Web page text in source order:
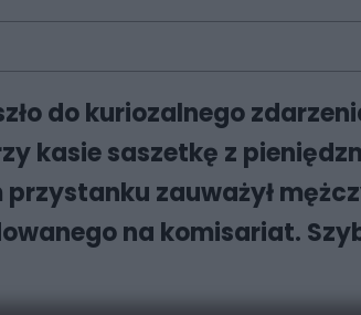
do kuriozalnego
kasie saszetkę z
zauważył
na komisariat.